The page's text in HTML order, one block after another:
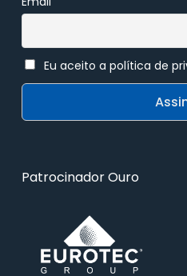
Eu aceito a política de
Patrocinador Ouro